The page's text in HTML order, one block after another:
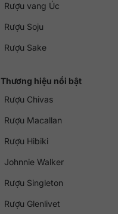
Rượu vang Úc
Rượu Soju
Rượu Sake
Thương hiệu nổi bật
Rượu Chivas
Rượu Macallan
Rượu Hibiki
Johnnie Walker
Rượu Singleton
Rượu Glenlivet